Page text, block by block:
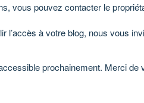
vous pouvez contacter le
l’accès à votre blog, nous vous
prochainement. Merci de